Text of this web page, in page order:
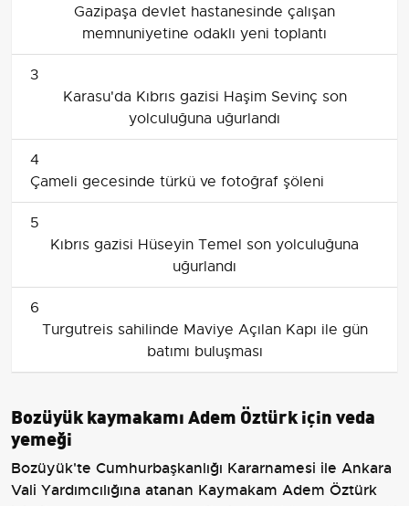
Gazipaşa devlet hastanesinde çalışan
memnuniyetine odaklı yeni toplantı
3
Karasu'da Kıbrıs gazisi Haşim Sevinç son
yolculuğuna uğurlandı
4
Çameli gecesinde türkü ve fotoğraf şöleni
5
Kıbrıs gazisi Hüseyin Temel son yolculuğuna
uğurlandı
6
Turgutreis sahilinde Maviye Açılan Kapı ile gün
batımı buluşması
Bozüyük kaymakamı Adem Öztürk için veda
yemeği
Bozüyük'te Cumhurbaşkanlığı Kararnamesi ile Ankara
Vali Yardımcılığına atanan Kaymakam Adem Öztürk